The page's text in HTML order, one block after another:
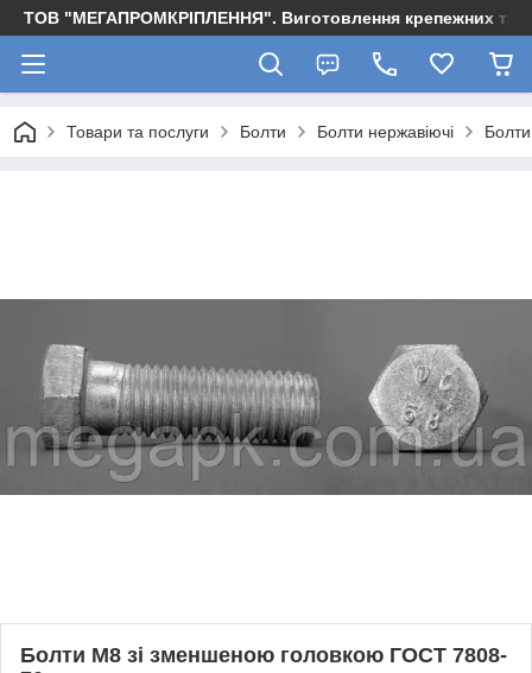
ТОВ "МЕГАПРОМКРІПЛЕННЯ". Виготовлення крепежних та
Товари та послуги Болти Болти нержавіючі
Болти М8 зі зменшеною головкою ГОСТ 7808-